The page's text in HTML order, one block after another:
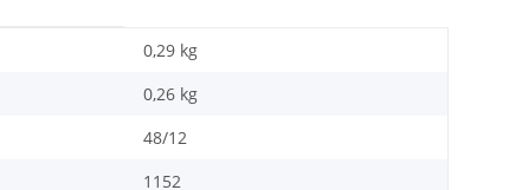
0,29 kg
0,26 kg
48/12
1152